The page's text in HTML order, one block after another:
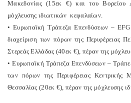
Μακεδονίας (15εκ €) και του Βορείου
μόχλευσης ιδιωτικών κεφαλαίων.
• Ευρωπαϊκή Τράπεζα Επενδύσεων –
διαχείριση των πόρων της Περιφέρειας
Στερεάς Ελλάδας (40εκ €), πέραν της
• Ευρωπαϊκή Τράπεζα Επενδύσεων –
των πόρων της Περιφέρειας Κεντρικής
Θεσσαλίας (20εκ €), πέραν της μόχλευσης